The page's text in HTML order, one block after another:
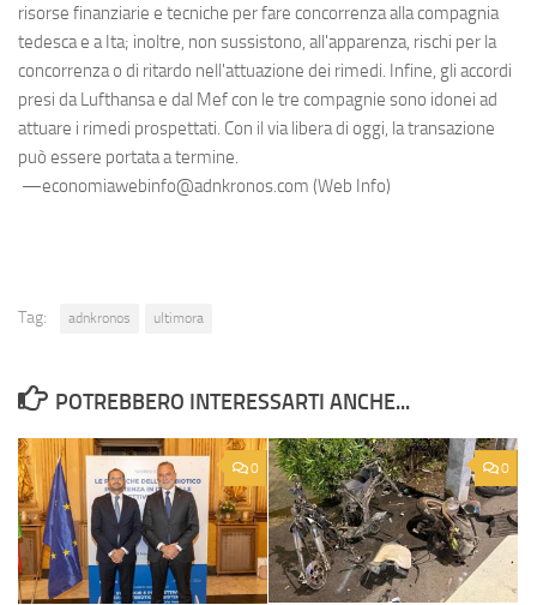
risorse finanziarie e tecniche per fare concorrenza alla compagnia
tedesca e a Ita; inoltre, non sussistono, all'apparenza, rischi per la
concorrenza o di ritardo nell'attuazione dei rimedi. Infine, gli accordi
presi da Lufthansa e dal Mef con le tre compagnie sono idonei ad
attuare i rimedi prospettati. Con il via libera di oggi, la transazione
può essere portata a termine.
—economiawebinfo@adnkronos.com (Web Info)
Tag: adnkronos ultimora
POTREBBERO INTERESSARTI ANCHE...
0 0